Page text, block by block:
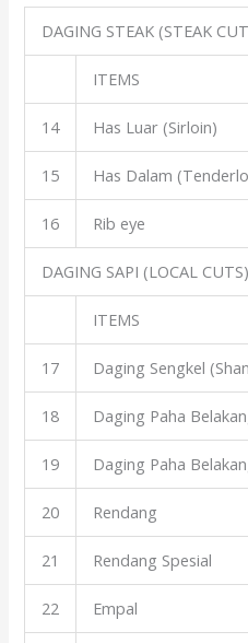
DAGING STEAK (STEAK
ITEMS
14 Has Luar (Sirloin)
15 Has Dalam
16 Rib eye
DAGING SAPI (LOCAL CUTS)
ITEMS
17 Daging Sengkel
18 Daging Paha
19 Daging Paha
20 Rendang
21 Rendang Spesial
22 Empal